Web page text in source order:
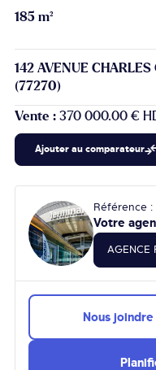
185 m²
142 AVENUE
(77270)
Vente : 370 000.00 €
Ajouter au comparateur
Référence :
Votre
AGENCE
Nous joindre